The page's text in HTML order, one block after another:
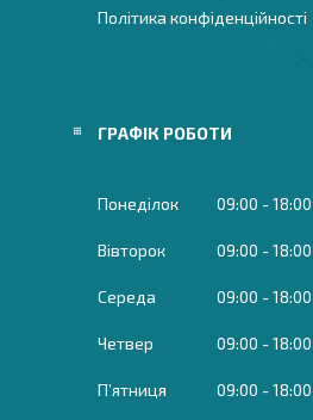
Політика конфіденційності
ГРАФІК РОБОТИ
Понеділок 09:00 18:00
Вівторок 09:00 18:00
Середа 09:00 18:00
Четвер 09:00 18:00
Пʼятниця 09:00 18:00